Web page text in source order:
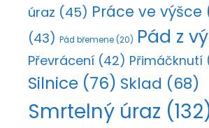
úraz (45) Práce ve výšce
(43) Pád břemene(20) Pád z
Převrácení (42) Přimáčknutí
Silnice (76) Sklad (68)
Smrtelný úraz